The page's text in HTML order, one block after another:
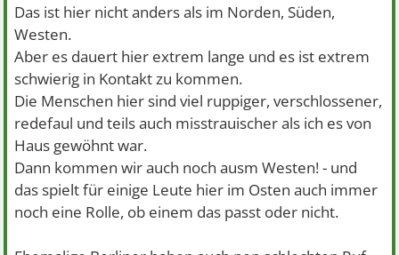
Das ist hier nicht anders als im Norden, Süden,
Westen.
Aber es dauert hier extrem lange und es ist extrem
schwierig in Kontakt zu kommen.
Die Menschen hier sind viel ruppiger, verschlossener,
redefaul und teils auch misstrauischer als ich es von
Haus gewöhnt war.
Dann kommen wir auch noch ausm Westen! - und
das spielt für einige Leute hier im Osten auch immer
noch eine Rolle, ob einem das passt oder nicht.